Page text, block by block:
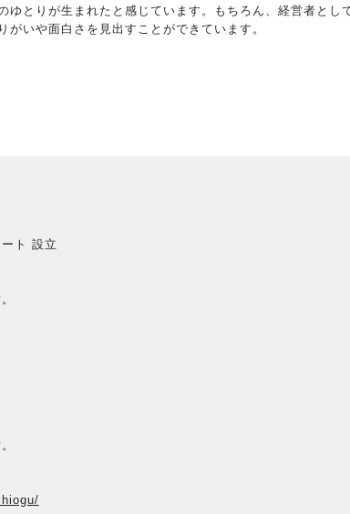
ゆとりが生まれたと感じています。もちろん、経営者とし
いや面白さを見出すことができています。
ト 設立